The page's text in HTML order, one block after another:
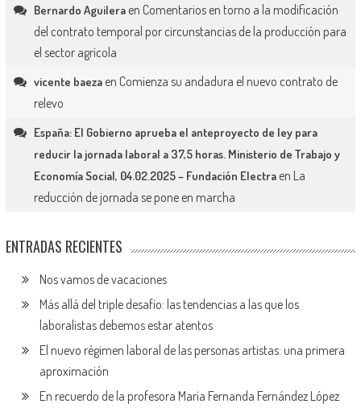
Bernardo Aguileraen Comentarios en torno a la modificación
del contrato temporal por circunstancias de la producción para
el sector agrícola
vicente baezaen Comienza su andadura el nuevo contrato de
relevo
España: El Gobierno aprueba el anteproyecto de ley para
reducir la jornada laboral a 37,5 horas. Ministerio de Trabajo y
Economía Social, 04.02.2025 – Fundación Electraen La
reducción de jornada se pone en marcha
ENTRADAS RECIENTES
Nos vamos de vacaciones
Más allá del triple desafío: las tendencias a las que los
laboralistas debemos estar atentos
El nuevo régimen laboral de las personas artistas: una primera
aproximación
En recuerdo de la profesora María Fernanda Fernández López